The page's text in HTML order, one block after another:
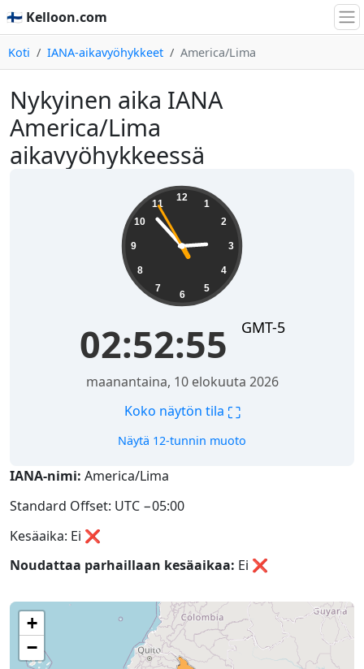
🇫🇮 Kelloon.com
Koti IANA-aikavyöhykkeet America/Lima
Nykyinen aika IANA
America/Lima
aikavyöhykkeessä
12
1
2
3
4
5
6
7
8
9
10
11
02:52:56 GMT-5
maanantaina, 10 elokuuta 2026
Koko näytön tila ⛶
Näytä 12-tunnin muoto
IANA-nimi: America/Lima
Standard Offset: UTC −05:00
Kesäaika: Ei ❌
Noudattaa parhaillaan kesäaikaa: Ei ❌
+
−